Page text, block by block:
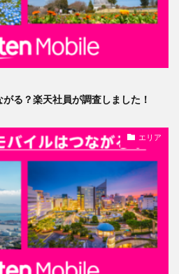
る？楽天社員が調査しました！
エリア